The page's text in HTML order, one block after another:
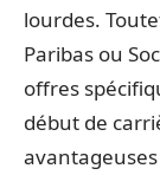
lourdes.
Paribas ou
offres
début de